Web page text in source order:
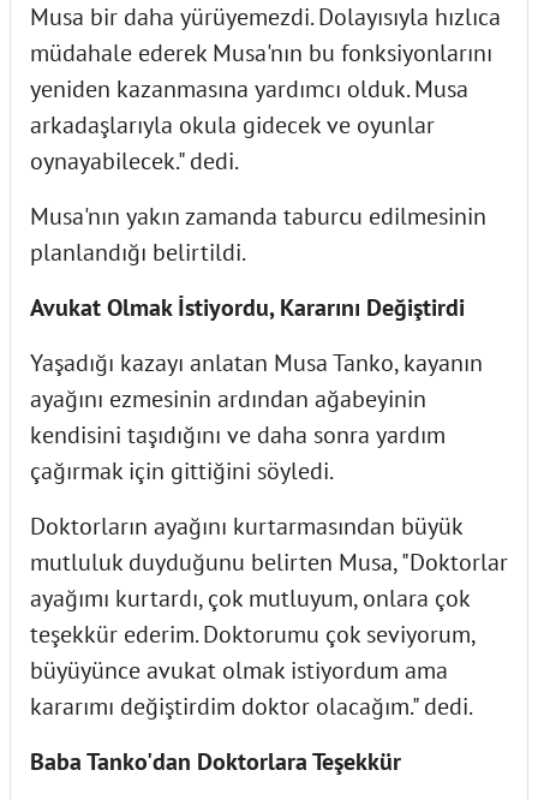
Musa bir daha yürüyemezdi. Dolayısıyla hızlıca
müdahale ederek Musa'nın bu fonksiyonlarını
yeniden kazanmasına yardımcı olduk. Musa
arkadaşlarıyla okula gidecek ve oyunlar
oynayabilecek." dedi.
Musa'nın yakın zamanda taburcu edilmesinin
planlandığı belirtildi.
Avukat Olmak İstiyordu, Kararını Değiştirdi
Yaşadığı kazayı anlatan Musa Tanko, kayanın
ayağını ezmesinin ardından ağabeyinin
kendisini taşıdığını ve daha sonra yardım
çağırmak için gittiğini söyledi.
Doktorların ayağını kurtarmasından büyük
mutluluk duyduğunu belirten Musa, "Doktorlar
ayağımı kurtardı, çok mutluyum, onlara çok
teşekkür ederim. Doktorumu çok seviyorum,
büyüyünce avukat olmak istiyordum ama
kararımı değiştirdim doktor olacağım." dedi.
Baba Tanko'dan Doktorlara Teşekkür